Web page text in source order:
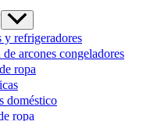
refrigeradores
arcones congeladores
ropa
doméstico
ropa